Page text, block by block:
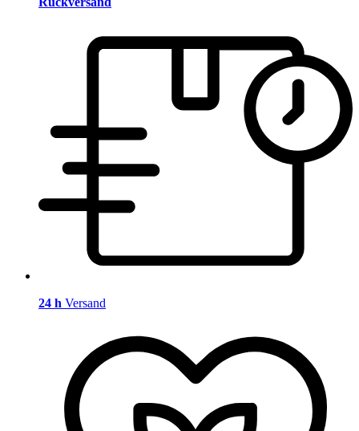
24 h Versand